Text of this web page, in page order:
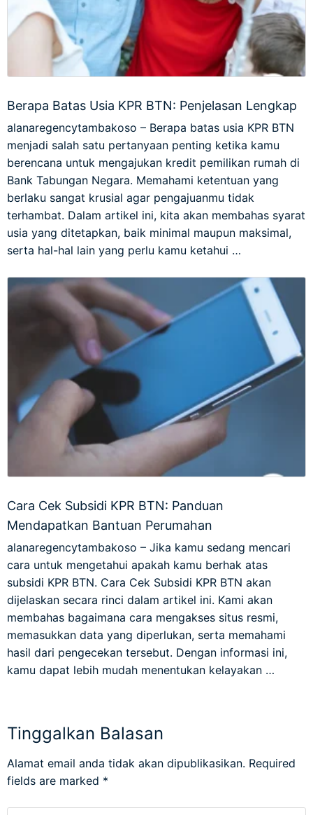
Berapa Batas Usia KPR BTN: Penjelasan Lengkap
alanaregencytambakoso – Berapa batas usia KPR BTN
menjadi salah satu pertanyaan penting ketika kamu
berencana untuk mengajukan kredit pemilikan rumah di
Bank Tabungan Negara. Memahami ketentuan yang
berlaku sangat krusial agar pengajuanmu tidak
terhambat. Dalam artikel ini, kita akan membahas syarat
usia yang ditetapkan, baik minimal maupun maksimal,
serta hal-hal lain yang perlu kamu ketahui …
Cara Cek Subsidi KPR BTN: Panduan
Mendapatkan Bantuan Perumahan
alanaregencytambakoso – Jika kamu sedang mencari
cara untuk mengetahui apakah kamu berhak atas
subsidi KPR BTN. Cara Cek Subsidi KPR BTN akan
dijelaskan secara rinci dalam artikel ini. Kami akan
membahas bagaimana cara mengakses situs resmi,
memasukkan data yang diperlukan, serta memahami
hasil dari pengecekan tersebut. Dengan informasi ini,
kamu dapat lebih mudah menentukan kelayakan …
Tinggalkan Balasan
Alamat email anda tidak akan dipublikasikan. Required
fields are marked *